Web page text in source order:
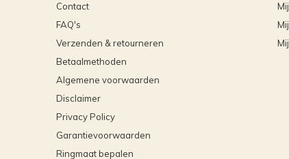
Contact
FAQ's
Verzenden & retourneren
Betaalmethoden
Algemene voorwaarden
Disclaimer
Privacy Policy
Garantievoorwaarden
Ringmaat bepalen